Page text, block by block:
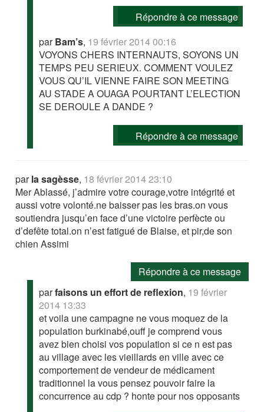
Répondre à ce message
parBam’s, 19 février 2014 00:16
VOYONS CHERS INTERNAUTS, SOYONS UN
TEMPS PEU SERIEUX. COMMENT VOULEZ
VOUS QU’IL VIENNE FAIRE SON MEETING
AU STADE A OUAGA POURTANT L’ELECTION
SE DEROULE A DANDE ?
Répondre à ce message
parla sagèsse, 18 février 2014 23:10
Mer Ablassé, j’admire votre courage,votre intégrité et
aussi votre volonté.ne baisser pas les bras.on vous
soutiendra jusqu’en face d’une victoire perfècte ou
d’defête total.on n’est fatigué de Blaise, et pir,de son
chien Assimi
Répondre à ce message
parfaisons un effort de reflexion, 19 février
2014 13:33
et voila une campagne ne vous moquez de la
population burkinabé,ouff je comprend vous
avez bien choisi vos population si ce n est pas
au village avec les vieillards en ville avec ce
comportement de vendeur de médicament
traditionnel la vous pensez pouvoir faire la
concurrence au cdp ? honte pour nos opposants